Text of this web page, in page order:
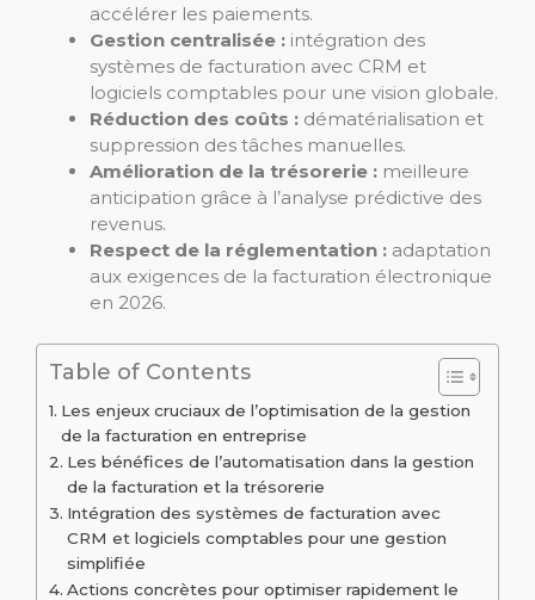
accélérer les paiements.
Gestion centralisée : intégration des
systèmes de facturation avec CRM et
logiciels comptables pour une vision globale.
Réduction des coûts : dématérialisation et
suppression des tâches manuelles.
Amélioration de la trésorerie : meilleure
anticipation grâce à l’analyse prédictive des
revenus.
Respect de la réglementation : adaptation
aux exigences de la facturation électronique
en 2026.
Table of Contents
Les enjeux cruciaux de l’optimisation de la gestion
de la facturation en entreprise
Les bénéfices de l’automatisation dans la gestion
de la facturation et la trésorerie
Intégration des systèmes de facturation avec
CRM et logiciels comptables pour une gestion
simplifiée
Actions concrètes pour optimiser rapidement le